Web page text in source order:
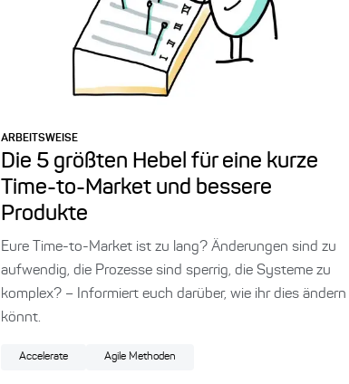
ARBEITSWEISE
Die 5 größten Hebel für eine kurze
Time-to-Market und bessere
Produkte
Eure Time-to-Market ist zu lang? Änderungen sind zu
aufwendig, die Prozesse sind sperrig, die Systeme zu
komplex? – Informiert euch darüber, wie ihr dies ändern
könnt.
Accelerate Agile Methoden